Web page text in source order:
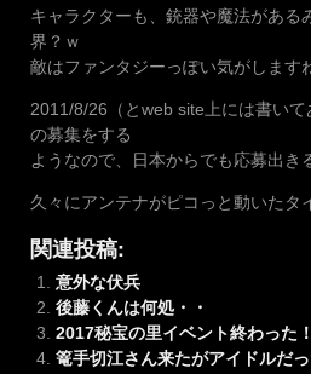
キャラクターも、銃器や魔法がある
界？ｗ
敵はファンタジーっぽい気がします
2011/8/26（とweb site上には書い
の募集をする
ようなので、日本からでも応募出き
久々にアンテナがピコっと動いたタ
関連投稿:
意外な伏兵
後藤くんは何処・・
2017秘宝の里イベント終わった！
篭手切江さん来たがアイドルだ